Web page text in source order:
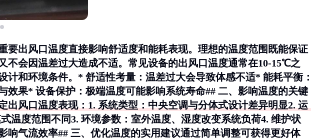
要出风口温度直接影响舒适度和能耗表现。理想的温度范围既能保证
不会因温差过大造成不适。常见设备的出风口温度通常在10-15℃之
计和环境条件。* 舒适性考量 ：温差过大会导致体感不适* 能耗平衡：
效果* 设备保护 ：极端温度可能影响系统寿命## 二、影响温度的关键
出风口温度表现：1. 系统类型 ：中央空调与分体式设计差异明显2. 运
式温度范围不同3.环境参数 ：室外温度、湿度改变系统负荷4. 维护状
响气流效率## 三、优化温度的实用建议通过简单调整可获得更好体